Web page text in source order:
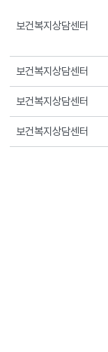
보건복지상담센터
보건복지상담센터
보건복지상담센터
보건복지상담센터